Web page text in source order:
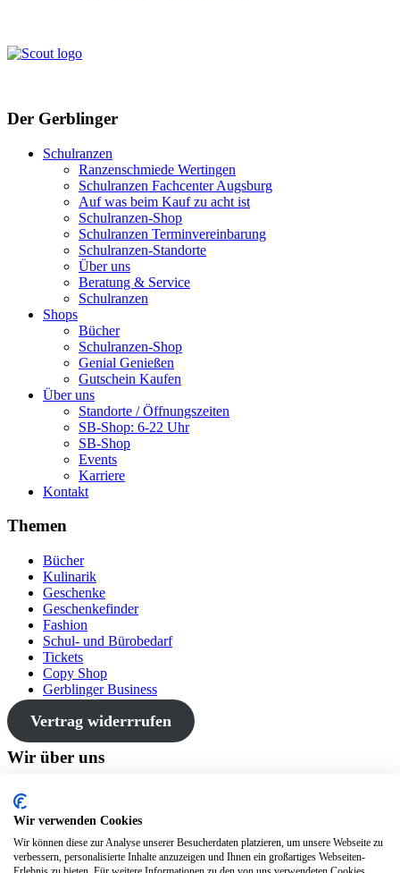
Der Gerblinger
Schulranzen
Ranzenschmiede Wertingen
Schulranzen Fachcenter Augsburg
Auf was beim Kauf zu acht ist
Schulranzen-Shop
Schulranzen Terminvereinbarung
Schulranzen-Standorte
Über uns
Beratung & Service
Schulranzen
Shops
Bücher
Schulranzen-Shop
Genial Genießen
Gutschein Kaufen
Über uns
Standorte / Öffnungszeiten
SB-Shop: 6-22 Uhr
SB-Shop
Events
Karriere
Kontakt
Themen
Bücher
Kulinarik
Geschenke
Geschenkefinder
Fashion
Schul- und Bürobedarf
Tickets
Copy Shop
Gerblinger Business
Vertrag widerrrufen
Wir über uns
Gerblinger bietet dir eine Vielzahl von Produkten aus Kulinarik,
Fashion, Schul- und Bürobedarf, Geschenkideen und Büchern an
den drei Standorten Wertingen, Friedberg und Gundelfingen.
Wir verwenden Cookies
Wir können diese zur Analyse unserer Besucherdaten platzieren, um unsere Webseite zu
verbessern, personalisierte Inhalte anzuzeigen und Ihnen ein großartiges Webseiten-